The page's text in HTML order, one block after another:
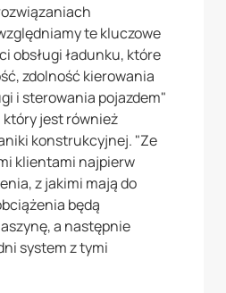
te kluczowe
obsługi ładunku, które
zdolność kierowania
i sterowania pojazdem"
jest również
konstrukcyjnej. "Ze
klientami najpierw
z jakimi mają do
będą
a następnie
system z tymi